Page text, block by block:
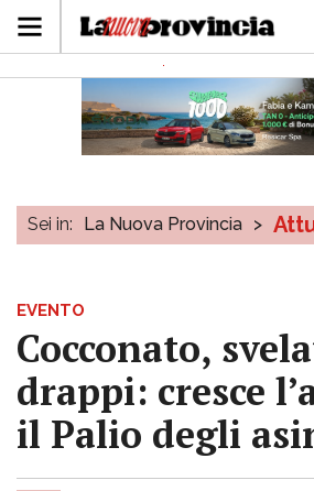
Sei in: La Nuova Provincia >
EVENTO
Cocconato,
drappi: cresce
il Palio degli